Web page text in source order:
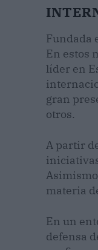
Fundada
En estos
líder en
gran
otros.
A partir
materia
En un
defensa